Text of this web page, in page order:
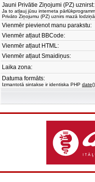
Jauni Privātie Ziņojumi (PZ) uznirst:
Ja to atļauj jūsu interneta
Privāto Ziņojumu (PZ) uznirs mazā
Vienmēr pievienot manu parakstu:
Vienmēr atļaut BBCode:
Vienmēr atļaut HTML:
Vienmēr atļaut Smaidiņus:
Laika zona:
Datuma formāts:
Izmantotā sintakse ir identiska PHP date()